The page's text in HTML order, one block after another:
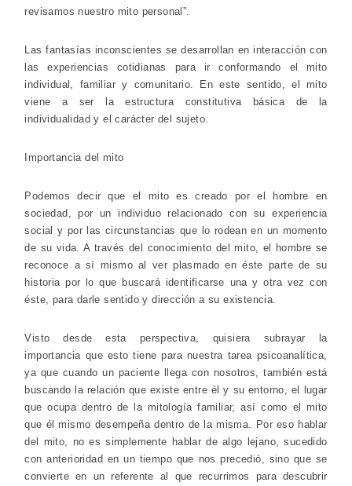
revisamos nuestro mito personal”.
Las fantasías inconscientes se desarrollan en interacción con
las experiencias cotidianas para ir conformando el mito
individual, familiar y comunitario. En este sentido, el mito
viene a ser la estructura constitutiva básica de la
individualidad y el carácter del sujeto.
Importancia del mito
Podemos decir que el mito es creado por el hombre en
sociedad, por un individuo relacionado con su experiencia
social y por las circunstancias que lo rodean en un momento
de su vida. A través del conocimiento del mito, el hombre se
reconoce a sí mismo al ver plasmado en éste parte de su
historia por lo que buscará identificarse una y otra vez con
éste, para darle sentido y dirección a su existencia.
Visto desde esta perspectiva, quisiera subrayar la
importancia que esto tiene para nuestra tarea psicoanalítica,
ya que cuando un paciente llega con nosotros, también está
buscando la relación que existe entre él y su entorno, el lugar
que ocupa dentro de la mitología familiar, así como el mito
que él mismo desempeña dentro de la misma. Por eso hablar
del mito, no es simplemente hablar de algo lejano, sucedido
con anterioridad en un tiempo que nos precedió, sino que se
convierte en un referente al que recurrimos para descubrir